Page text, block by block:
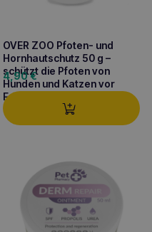
OVER ZOO Pfoten- und
Hornhautschutz 50 g –
schützt die Pfoten von
Hunden und Katzen vor
Frostbeulen
4,90€